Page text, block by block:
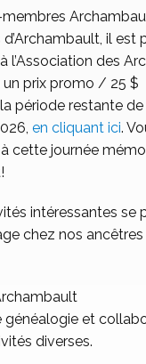
membres
il est
l’Association des
un prix promo / 25 $
période restante de
en cliquant ici.
cette journée
intéressantes se
chez nos ancêtres
généalogie et
diverses.